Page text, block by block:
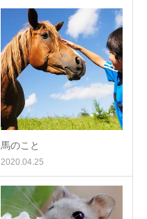
馬のこと
2020.04.25